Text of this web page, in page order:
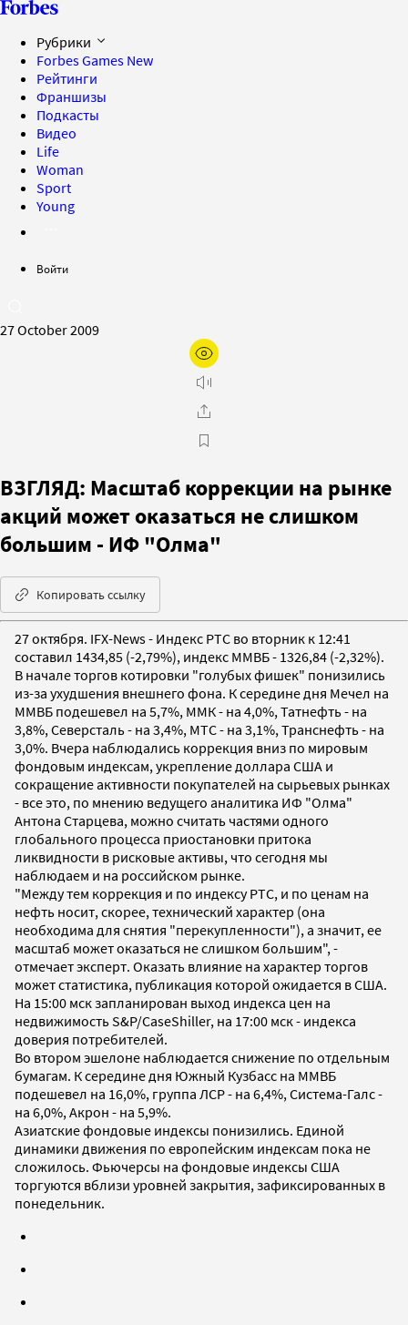
Рубрики
Forbes Games New
Рейтинги
Франшизы
Подкасты
Видео
Life
Woman
Sport
Young
Войти
27 October 2009
ВЗГЛЯД: Масштаб коррекции на рынке
акций может оказаться не слишком
большим - ИФ "Олма"
Копировать ссылку
27 октября. IFX-News - Индекс РТС во вторник к 12:41
составил 1434,85 (-2,79%), индекс ММВБ - 1326,84 (-2,32%).
В начале торгов котировки "голубых фишек" понизились
из-за ухудшения внешнего фона. К середине дня Мечел на
ММВБ подешевел на 5,7%, ММК - на 4,0%, Татнефть - на
3,8%, Северсталь - на 3,4%, МТС - на 3,1%, Транснефть - на
3,0%. Вчера наблюдались коррекция вниз по мировым
фондовым индексам, укрепление доллара США и
сокращение активности покупателей на сырьевых рынках
- все это, по мнению ведущего аналитика ИФ "Олма"
Антона Старцева, можно считать частями одного
глобального процесса приостановки притока
ликвидности в рисковые активы, что сегодня мы
наблюдаем и на российском рынке.
"Между тем коррекция и по индексу РТС, и по ценам на
нефть носит, скорее, технический характер (она
необходима для снятия "перекупленности"), а значит, ее
масштаб может оказаться не слишком большим", -
отмечает эксперт. Оказать влияние на характер торгов
может статистика, публикация которой ожидается в США.
На 15:00 мск запланирован выход индекса цен на
недвижимость S&P/CaseShiller, на 17:00 мск - индекса
доверия потребителей.
Во втором эшелоне наблюдается снижение по отдельным
бумагам. К середине дня Южный Кузбасс на ММВБ
подешевел на 16,0%, группа ЛСР - на 6,4%, Система-Галс -
на 6,0%, Акрон - на 5,9%.
Азиатские фондовые индексы понизились. Единой
динамики движения по европейским индексам пока не
сложилось. Фьючерсы на фондовые индексы США
торгуются вблизи уровней закрытия, зафиксированных в
понедельник.